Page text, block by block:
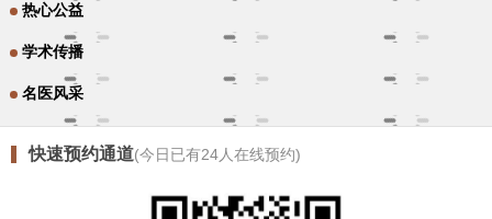
热心公益
学术传播
名医风采
快速预约通道(今日已有24人在线预约)